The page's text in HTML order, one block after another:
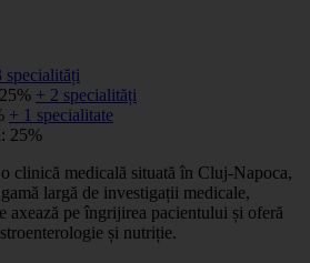
specialități
+ 2 specialități
+ 1 specialitate
25%
clinică medicală situată în Cluj-Napoca,
largă de investigații medicale,
axează pe îngrijirea pacientului și oferă
și nutriție.